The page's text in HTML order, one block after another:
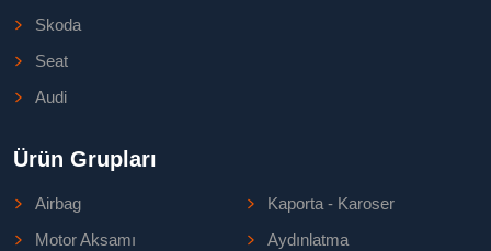
Skoda
Seat
Audi
Ürün Grupları
Airbag
Kaporta - Karoser
Motor Aksamı
Aydınlatma